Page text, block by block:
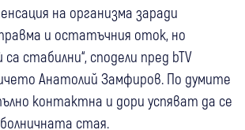
на организма заради
и остатъчния оток, но
стабилни“, сподели пред bTV
Анатолий Замфиров. По думите
контактна и дори успяват да се
стая.